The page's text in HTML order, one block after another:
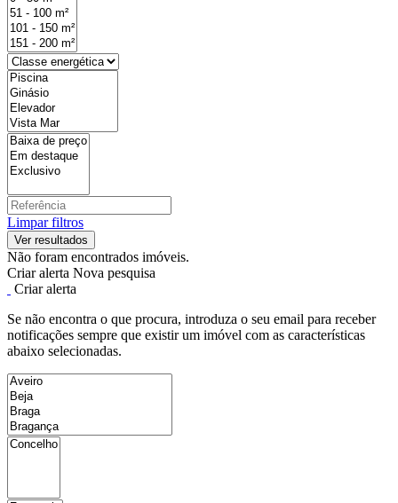
Limpar filtros
Não foram encontrados imóveis.
Criar alerta Nova pesquisa
Criar alerta
Se não encontra o que procura, introduza o seu email para receber
notificações sempre que existir um imóvel com as características
abaixo selecionadas.